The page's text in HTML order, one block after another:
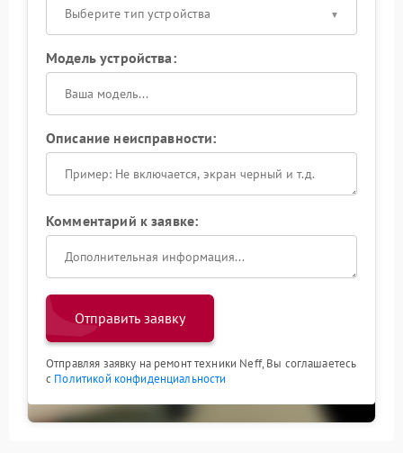
Выберите тип устройства
Модель устройства:
Описание неисправности:
Комментарий к заявке:
Отправить заявку
Отправляя заявку на ремонт техники Neff, Вы соглашаетесь
с Политикой конфиденциальности